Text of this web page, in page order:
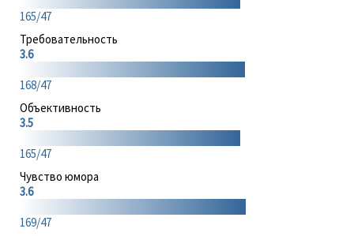
165/47
Требовательность
3.6
168/47
Объективность
3.5
165/47
Чувство юмора
3.6
169/47